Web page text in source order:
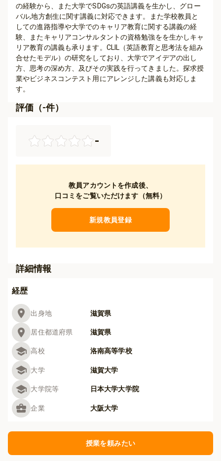
の経験から、また大学でSDGsの英語講義を生かし、グロー
バル,地方創生に関す講義に対応できます。また学校教員と
しての進路指導や大学でのキャリア教育に関する講義の経
験、またキャリアコンサルタントの資格勉強をを生かしキャ
リア教育の講義も承ります。CLIL（英語教育と思考法を組み
合せたモデル）の研究をしており、大学でアイデアの出し
方、思考の深め方、及びその実践を行ってきました。探求授
業やビジネスコンテスト用にアレンジした講義も対応しま
す。
評価（-件）
-
教員アカウントを作成後、
口コミをご覧いただけます（無料）
新規教員登録
詳細情報
経歴
出身地 滋賀県
居住都道府県 滋賀県
高校 洛南高等学校
大学 滋賀大学
大学院等 日本大学大学院
企業 大阪大学
授業を頼みたい